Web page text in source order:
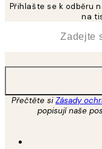
Přihlašte se k odběru
na
Přečtěte siZásady
popisují naše